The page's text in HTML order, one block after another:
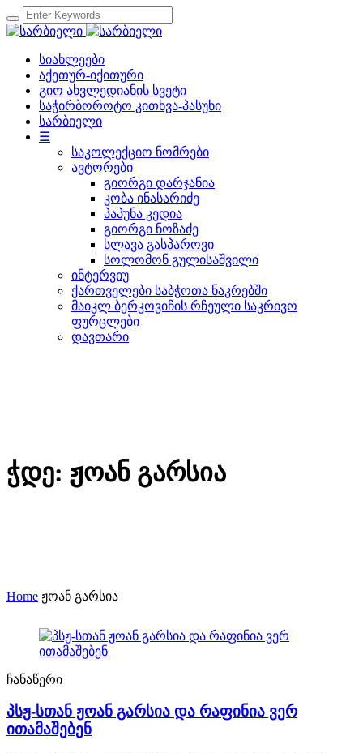
სიახლეები
აქეთურ-იქითური
გიო ახვლედიანის სვეტი
საჭირბოროტო კითხვა-პასუხი
სარბიელი
☰
საკოლექციო ნომრები
ავტორები
გიორგი დარჯანია
კობა ინასარიძე
პაპუნა კედია
გიორგი ნოზაძე
სლავა გასპაროვი
სოლომონ გულისაშვილი
ინტერვიუ
ქართველები საბჭოთა ნაკრებში
მაიკლ ბერკოვიჩის რჩეული საკრივო
ფურცლები
დავთარი
ჭდე: ჟოან გარსია
Home ჟოან გარსია
ჩანაწერი
პსჟ-სთან ჟოან გარსია და რაფინია ვერ
ითამაშებენ